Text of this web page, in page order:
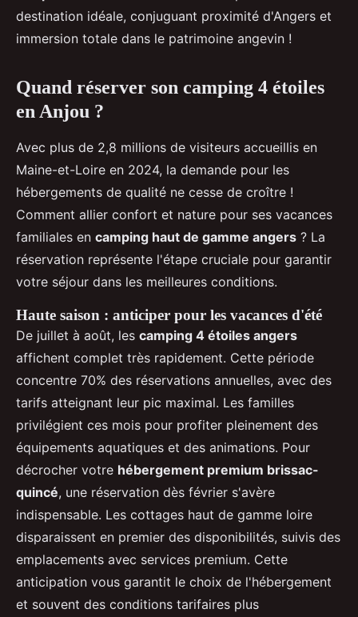
destination idéale, conjuguant proximité d'Angers et
immersion totale dans le patrimoine angevin !
Quand réserver son camping 4 étoiles
en Anjou ?
Avec plus de 2,8 millions de visiteurs accueillis en
Maine-et-Loire en 2024, la demande pour les
hébergements de qualité ne cesse de croître !
Comment allier confort et nature pour ses vacances
familiales en camping haut de gamme angers ? La
réservation représente l'étape cruciale pour garantir
votre séjour dans les meilleures conditions.
Haute saison : anticiper pour les vacances d'été
De juillet à août, les camping 4 étoiles angers
affichent complet très rapidement. Cette période
concentre 70% des réservations annuelles, avec des
tarifs atteignant leur pic maximal. Les familles
privilégient ces mois pour profiter pleinement des
équipements aquatiques et des animations. Pour
décrocher votre hébergement premium brissac-
quincé, une réservation dès février s'avère
indispensable. Les cottages haut de gamme loire
disparaissent en premier des disponibilités, suivis des
emplacements avec services premium. Cette
anticipation vous garantit le choix de l'hébergement
et souvent des conditions tarifaires plus